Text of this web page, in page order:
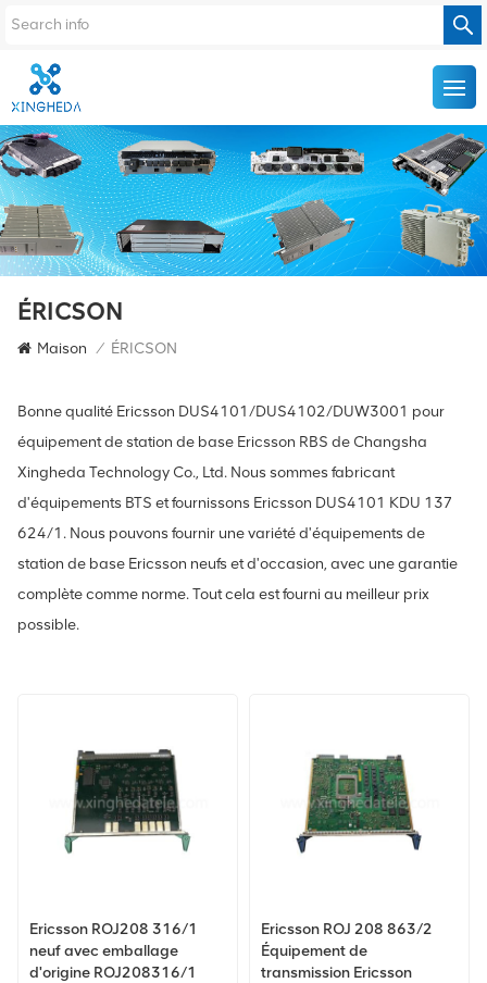
ÉRICSON
Maison / ÉRICSON
Bonne qualité Ericsson DUS4101/DUS4102/DUW3001 pour
équipement de station de base Ericsson RBS de Changsha
Xingheda Technology Co., Ltd. Nous sommes fabricant
d'équipements BTS et fournissons Ericsson DUS4101 KDU 137
624/1. Nous pouvons fournir une variété d'équipements de
station de base Ericsson neufs et d'occasion, avec une garantie
complète comme norme. Tout cela est fourni au meilleur prix
possible.
Ericsson ROJ208 316/1
neuf avec emballage
d'origine ROJ208316/1
Ericsson ROJ 208 863/2
Équipement de
transmission Ericsson